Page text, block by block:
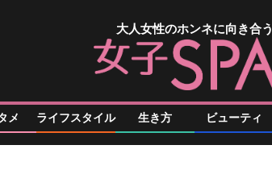
大人女性のホンネに向き合う
メ ライフスタイル 生き方 ビューティ